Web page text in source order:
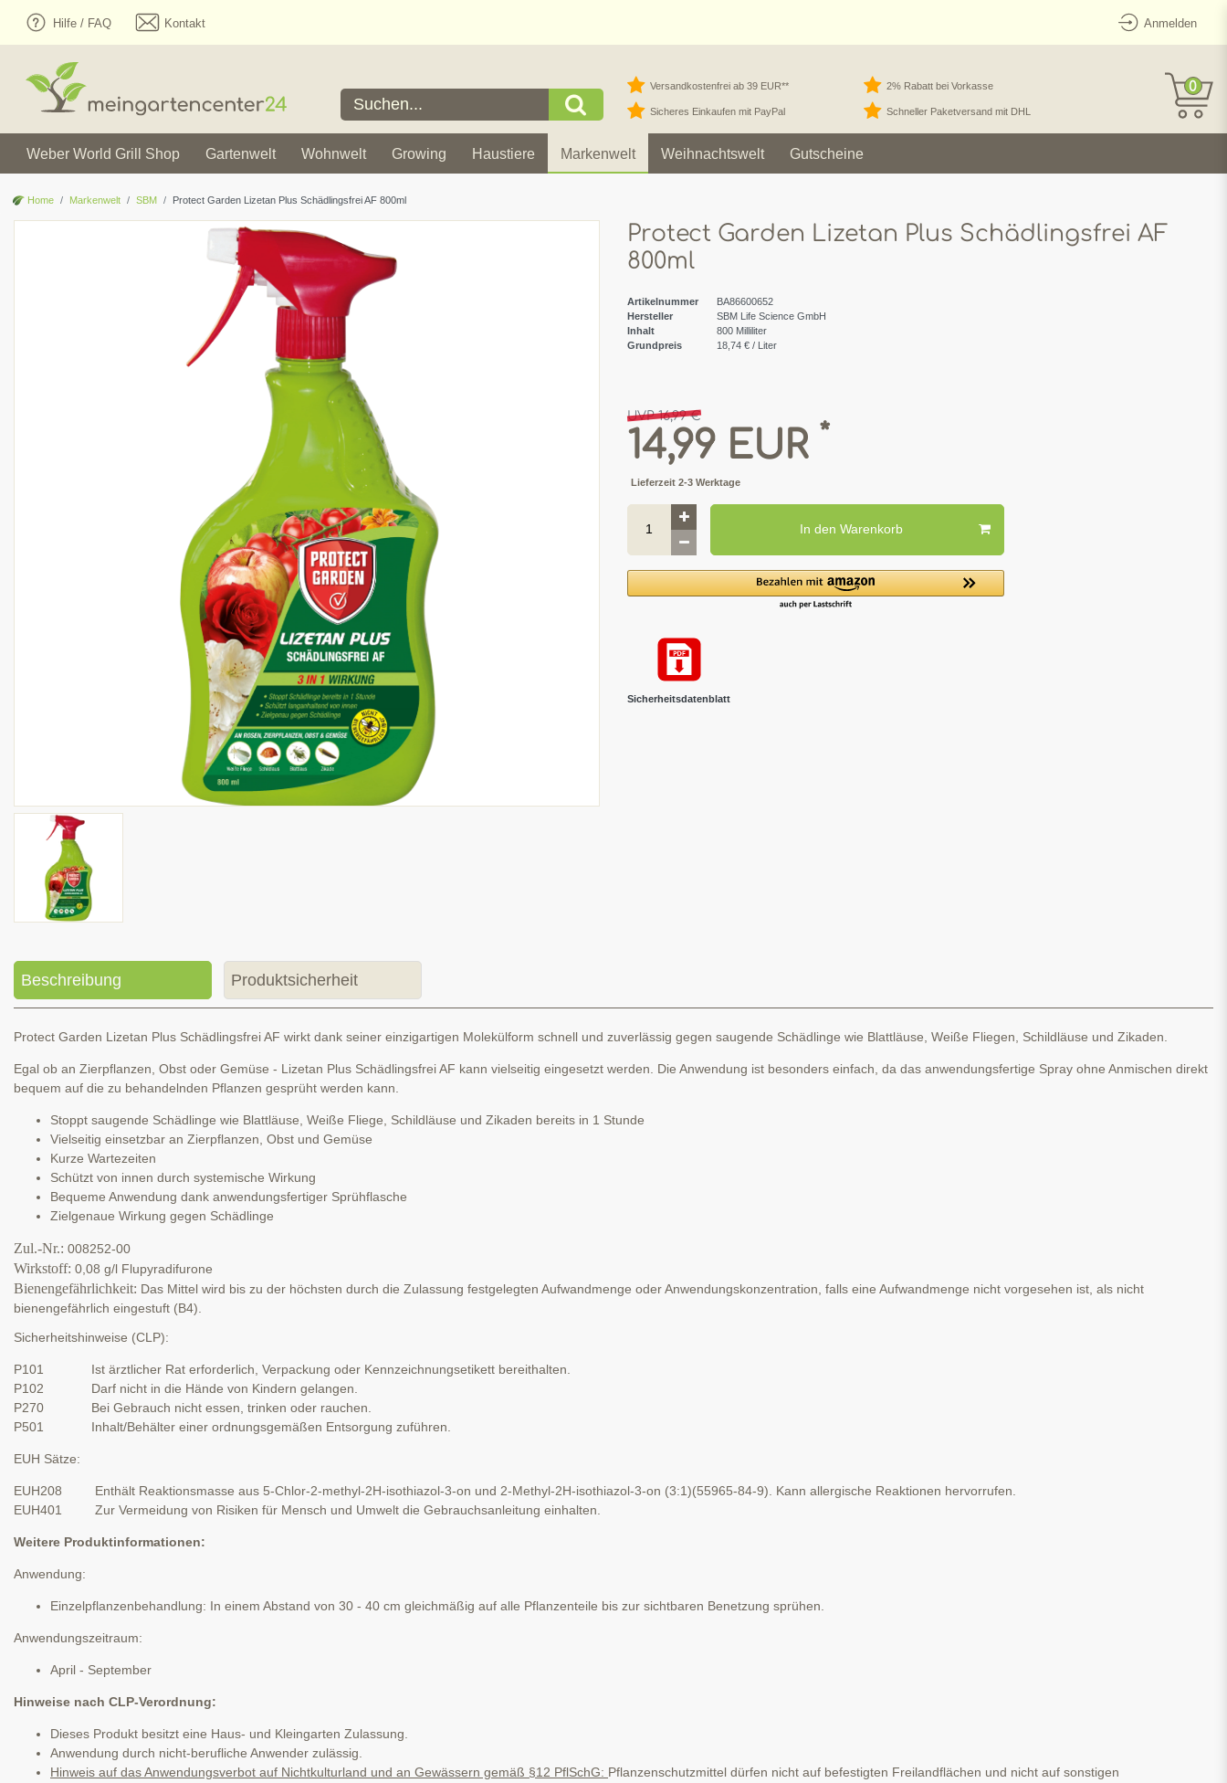
Hilfe / FAQ Kontakt Anmelden
Versandkostenfrei ab 39 EUR** 2% Rabatt bei Vorkasse
Sicheres Einkaufen mit PayPal Schneller Paketversand mit DHL
0
Weber World Grill Shop Gartenwelt Wohnwelt Growing Haustiere Markenwelt Weihnachtswelt Gutscheine
Home Markenwelt SBM Protect Garden Lizetan Plus Schädlingsfrei AF 800ml
Protect Garden Lizetan Plus Schädlingsfrei AF
800ml
Artikelnummer
BA86600652
Hersteller
SBM Life Science GmbH
Inhalt
800 Milliliter
Grundpreis
18,74 € / Liter
UVP 16,99 €
14,99 EUR *
Lieferzeit 2-3 Werktage
In den Warenkorb
Sicherheitsdatenblatt
Beschreibung Produktsicherheit
Protect Garden Lizetan Plus Schädlingsfrei AF wirkt dank seiner einzigartigen Molekülform schnell und zuverlässig gegen saugende Schädlinge wie Blattläuse, Weiße Fliegen, Schildläuse und Zikaden.
Egal ob an Zierpflanzen, Obst oder Gemüse - Lizetan Plus Schädlingsfrei AF kann vielseitig eingesetzt werden. Die Anwendung ist besonders einfach, da das anwendungsfertige Spray ohne Anmischen direkt
bequem auf die zu behandelnden Pflanzen gesprüht werden kann.
Stoppt saugende Schädlinge wie Blattläuse, Weiße Fliege, Schildläuse und Zikaden bereits in 1 Stunde
Vielseitig einsetzbar an Zierpflanzen, Obst und Gemüse
Kurze Wartezeiten
Schützt von innen durch systemische Wirkung
Bequeme Anwendung dank anwendungsfertiger Sprühflasche
Zielgenaue Wirkung gegen Schädlinge
Zul.-Nr.: 008252-00
Wirkstoff: 0,08 g/l Flupyradifurone
Bienengefährlichkeit: Das Mittel wird bis zu der höchsten durch die Zulassung festgelegten Aufwandmenge oder Anwendungskonzentration, falls eine Aufwandmenge nicht vorgesehen ist, als nicht
bienengefährlich eingestuft (B4).
Sicherheitshinweise (CLP):
P101 Ist ärztlicher Rat erforderlich, Verpackung oder Kennzeichnungsetikett bereithalten.
P102 Darf nicht in die Hände von Kindern gelangen.
P270 Bei Gebrauch nicht essen, trinken oder rauchen.
P501 Inhalt/Behälter einer ordnungsgemäßen Entsorgung zuführen.
EUH Sätze:
EUH208 Enthält Reaktionsmasse aus 5-Chlor-2-methyl-2H-isothiazol-3-on und 2-Methyl-2H-isothiazol-3-on (3:1)(55965-84-9). Kann allergische Reaktionen hervorrufen.
EUH401 Zur Vermeidung von Risiken für Mensch und Umwelt die Gebrauchsanleitung einhalten.
Weitere Produktinformationen:
Anwendung:
Einzelpflanzenbehandlung: In einem Abstand von 30 - 40 cm gleichmäßig auf alle Pflanzenteile bis zur sichtbaren Benetzung sprühen.
Anwendungszeitraum:
April - September
Hinweise nach CLP-Verordnung:
Dieses Produkt besitzt eine Haus- und Kleingarten Zulassung.
Anwendung durch nicht-berufliche Anwender zulässig.
Hinweis auf das Anwendungsverbot auf Nichtkulturland und an Gewässern gemäß §12 PflSchG: Pflanzenschutzmittel dürfen nicht auf befestigten Freilandflächen und nicht auf sonstigen